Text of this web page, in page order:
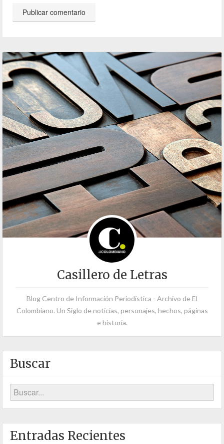
Casillero de Letras
Blog Centro de Información Periodística - Archivo de El
Colombiano. Un Siglo de noticias, personajes, hechos, páginas
e historia.
Buscar
Entradas Recientes